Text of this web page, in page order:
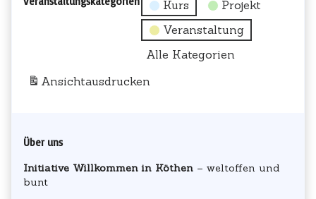
Kurs
Projekt
Veranstaltung
Alle Kategorien
Ansichtausdrucken
Primary
Sidebar
Über uns
Initiative Willkommen in Köthen – weltoffen und
bunt